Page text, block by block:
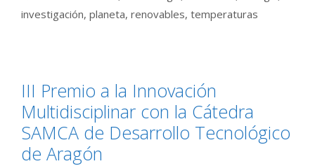
investigación, planeta, renovables, temperaturas
III Premio a la Innovación
Multidisciplinar con la Cátedra
SAMCA de Desarrollo Tecnológico
de Aragón